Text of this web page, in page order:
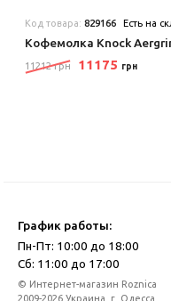
Код товара:829166 Есть на
Кофемолка Knock
11212 грн 11175 грн
График работы:
Пн-Пт: 10:00 до 18:00
Сб: 11:00 до 17:00
© Интернет-магазин Roznica
2009-2026 Украина, г. Одесса